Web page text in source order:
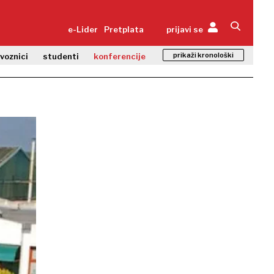
e-Lider Pretplata prijavi se
studenti konferencije prikaži kronološki